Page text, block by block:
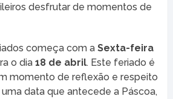
desfrutar de momentos de
começa com a Sexta-feira
o dia 18 de abril. Este feriado é
momento de reflexão e respeito
data que antecede a Páscoa,